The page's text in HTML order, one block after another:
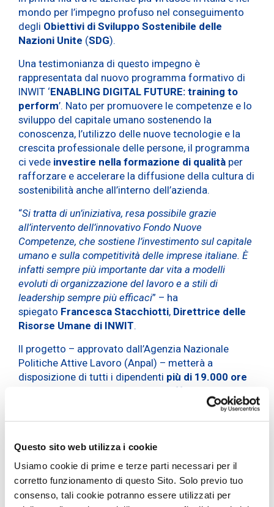
Questo sito web utilizza i cookie
Usiamo cookie di prime e terze parti necessari per il
corretto funzionamento di questo Sito. Solo previo tuo
consenso, tali cookie potranno essere utilizzati per
mondo per l’impegno profuso nel conseguimento
degli Obiettivi di Sviluppo Sostenibile delle
Nazioni Unite (SDG).
Una testimonianza di questo impegno è
rappresentata dal nuovo programma formativo di
INWIT ‘ENABLING DIGITAL FUTURE: training to
perform’. Nato per promuovere le competenze e lo
sviluppo del capitale umano sostenendo la
conoscenza, l’utilizzo delle nuove tecnologie e la
crescita professionale delle persone, il programma
ci vede investire nella formazione di qualità per
rafforzare e accelerare la diffusione della cultura di
sostenibilità anche all’interno dell’azienda.
“Si tratta di un’iniziativa, resa possibile grazie
all’intervento dell’innovativo Fondo Nuove
Competenze, che sostiene l’investimento sul capitale
umano e sulla competitività delle imprese italiane. È
infatti sempre più importante dar vita a modelli
evoluti di organizzazione del lavoro e a stili di
leadership sempre più efficaci” – ha
spiegato Francesca Stacchiotti, Direttrice delle
Risorse Umane di INWIT.
Il progetto – approvato dall’Agenzia Nazionale
Politiche Attive Lavoro (Anpal) – metterà a
disposizione di tutti i dipendenti più di 19.000 ore
con l’obiettivo di rafforzare il
trasformazioni organizzative, digitali e
della società.
I progetti saranno focalizzati sulla diffusione di
unacultura “agile”e di ulteriori “digital skills”. In
particolare, il programma propone diversi percorsi